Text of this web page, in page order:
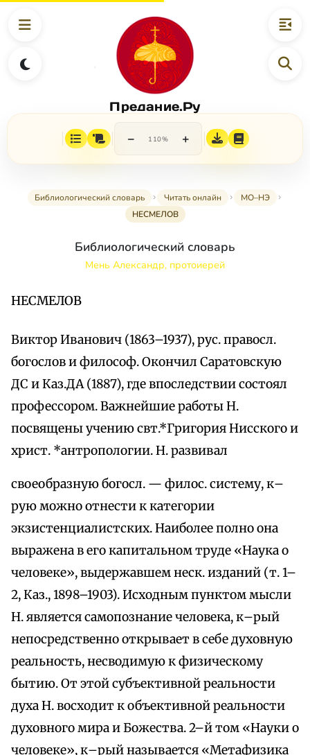
Предание.Ру
− 110% +
Библиологический словарь Читать онлайн
МО–НЭ
НЕСМЕЛОВ
Библиологический словарь
Мень Александр, протоиерей
НЕСМЕЛОВ
Виктор Иванович (1863–1937), рус. правосл.
богослов и философ. Окончил Саратовскую
ДС и Каз.ДА (1887), где впоследствии состоял
профессором. Важнейшие работы Н.
посвящены учению свт.*Григория Нисского и
христ. *антропологии. Н. развивал
своеобразную богосл. — филос. систему, к–
рую можно отнести к категории
экзистенциалистских. Наиболее полно она
выражена в его капитальном труде «Наука о
человеке», выдержавшем неск. изданий (т. 1–
2, Каз., 1898–1903). Исходным пунктом мысли
Н. является самопознание человека, к–рый
непосредственно открывает в себе духовную
реальность, несводимую к физическому
бытию. От этой субъективной реальности
духа Н. восходит к объективной реальности
духовного мира и Божества. 2–й том «Науки о
человеке», к–рый называется «Метафизика